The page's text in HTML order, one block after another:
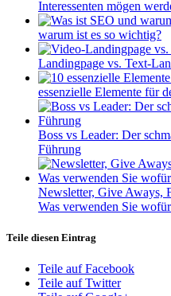
Interessenten mögen
warum ist es so wichtig?
Landingpage vs. Text-
essenzielle Elemente für
Boss vs Leader: Der
Führung
Newsletter, Give Aways,
Was verwenden Sie
Teile diesen Eintrag
Teile auf Facebook
Teile auf Twitter